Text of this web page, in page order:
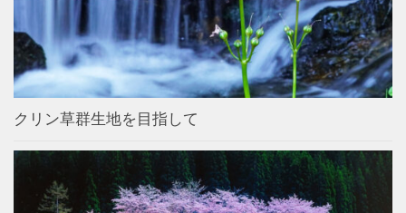
クリン草群生地を目指して